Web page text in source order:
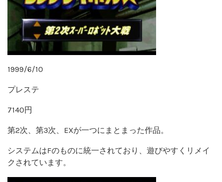
1999/6/10
プレステ
7140円
第2次、第3次、EXが一つにまとまった作品。
システムはFのものに統一されており、遊びやすくリメイ
クされています。